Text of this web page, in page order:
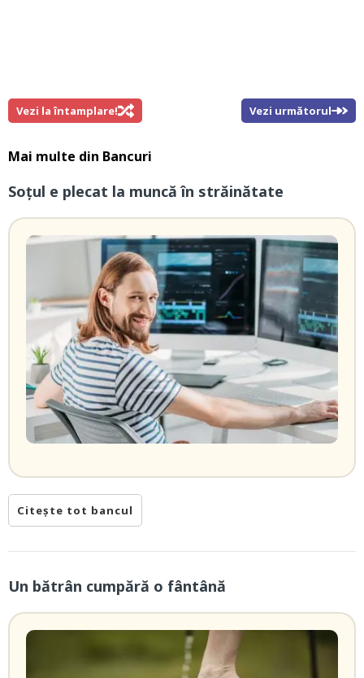
Vezi la întamplare! Vezi următorul
Mai multe din Bancuri
Soțul e plecat la muncă în străinătate
Citește tot bancul
Un bătrân cumpără o fântână